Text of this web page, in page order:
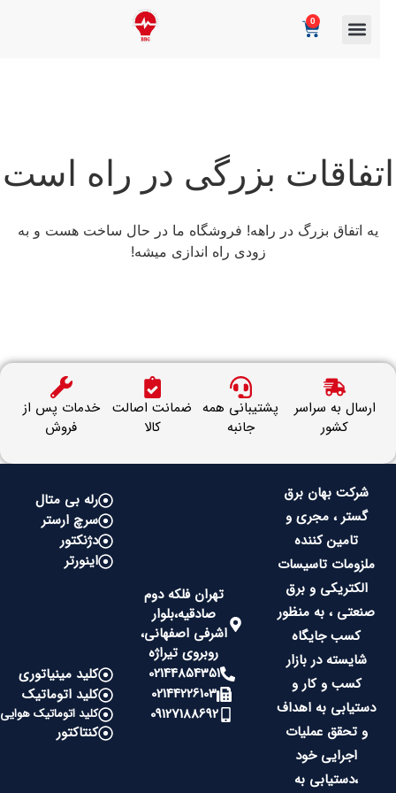
بزرگی در راه است
یه اتفاق بزرگ در راهه! فروشگاه ما در حال ساخت هست و به
زودی راه اندازی میشه!
ارسال به سراسر
کشور
پشتیبانی همه
جانبه
ضمانت اصالت
کالا
خدمات پس از
فروش
شرکت بهان برق
گستر ، مجری و
تامین کننده
ملزومات تاسیسات
الکتریکی و برق
صنعتی ، به منظور
کسب جایگاه
شایسته در بازار
کسب و کار و
دستیابی به اهداف
و تحقق عملیات
اجرایی خود
،دستیابی به
تهران فلکه دوم
صادقیه،بلوار
اشرفی اصفهانی،
روبروی تیراژه
02144854351
02144226103
09127188692
رله بی متال
سرچ ارستر
دژنکتور
اینورتر
کلید مینیاتوری
کلید اتوماتیک
کلید اتوماتیک هوایی
کنتاکتور